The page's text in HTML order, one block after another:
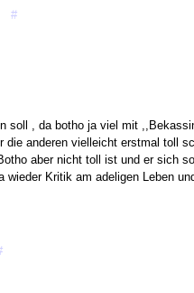
#
soll , da botho ja viel mit
die anderen vielleicht erstmal toll
aber nicht toll ist und er sich
Kritik am adeligen Leben